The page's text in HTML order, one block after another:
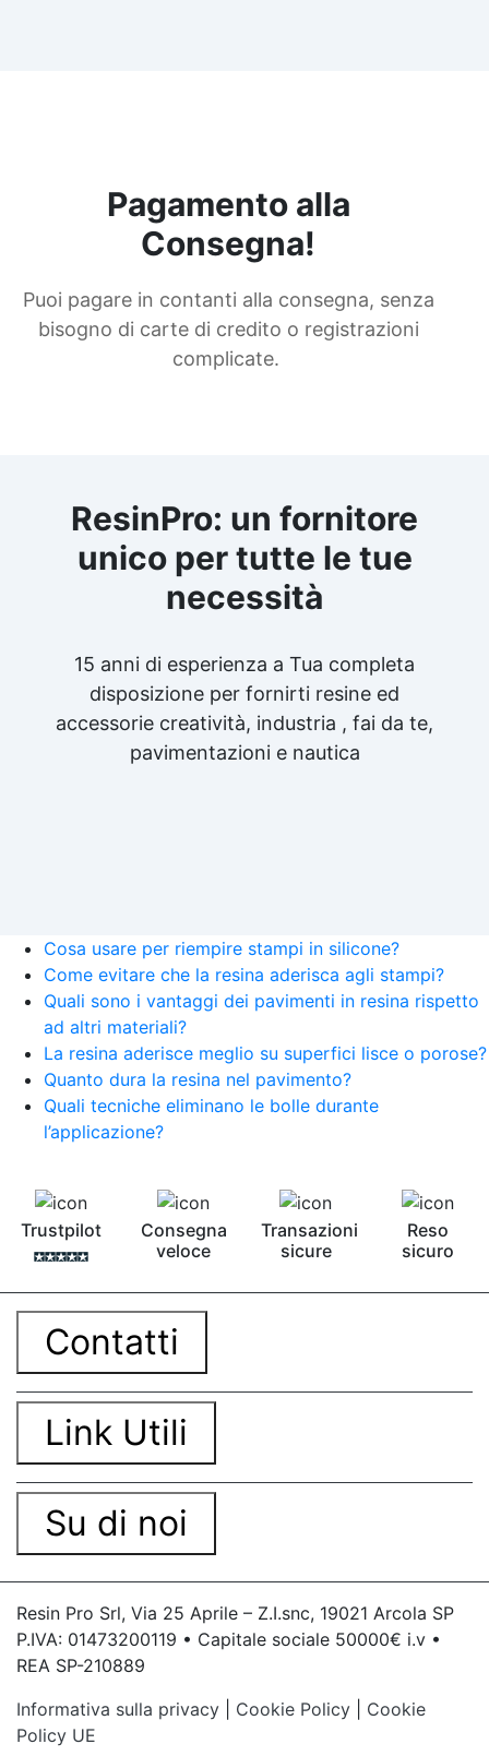
Pagamento alla
Consegna!
Puoi pagare in contanti alla consegna, senza
bisogno di carte di credito o registrazioni
complicate.
ResinPro: un fornitore
unico per tutte le tue
necessità
15 anni di esperienza a Tua completa
disposizione per fornirti resine ed
accessorie creatività, industria , fai da te,
pavimentazioni e nautica
Cosa usare per riempire stampi in silicone?
Come evitare che la resina aderisca agli stampi?
Quali sono i vantaggi dei pavimenti in resina rispetto
ad altri materiali?
La resina aderisce meglio su superfici lisce o porose?
Quanto dura la resina nel pavimento?
Quali tecniche eliminano le bolle durante
l’applicazione?
Trustpilot
Consegna
veloce
Transazioni
sicure
Reso
sicuro
Contatti
Link Utili
Su di noi
Resin Pro Srl, Via 25 Aprile – Z.I.snc, 19021 Arcola SP
P.IVA: 01473200119 • Capitale sociale 50000€ i.v •
REA SP-210889
Informativa sulla privacy
Cookie Policy
Cookie
Policy UE